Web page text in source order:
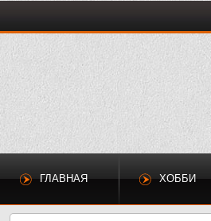
ГЛАВНАЯ ХОББИ